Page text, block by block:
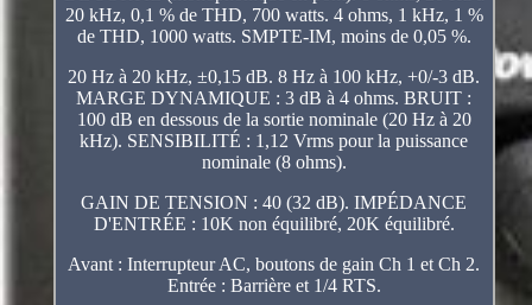
20 kHz, 0,1 % de THD, 700 watts. 4 ohms, 1 kHz, 1 %
de THD, 1000 watts. SMPTE-IM, moins de 0,05 %.
20 Hz à 20 kHz, ±0,15 dB. 8 Hz à 100 kHz, +0/-3 dB.
MARGE DYNAMIQUE : 3 dB à 4 ohms. BRUIT :
100 dB en dessous de la sortie nominale (20 Hz à 20
kHz). SENSIBILITÉ : 1,12 Vrms pour la puissance
nominale (8 ohms).
GAIN DE TENSION : 40 (32 dB). IMPÉDANCE
D'ENTRÉE : 10K non équilibré, 20K équilibré.
Avant : Interrupteur AC, boutons de gain Ch 1 et Ch 2.
Entrée : Barrière et 1/4 RTS.